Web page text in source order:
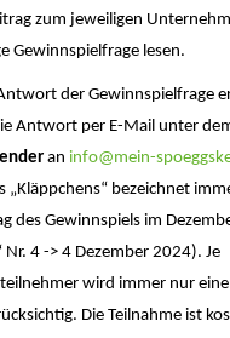
zum jeweiligen
Gewinnspielfrage lesen.
der Gewinnspielfrage
Antwort per E-Mail unter
an info@mein-
„Kläppchens“ bezeichnet
des Gewinnspiels im
Nr. 4 -> 4 Dezember 2024). Je
wird immer nur
Die Teilnahme ist